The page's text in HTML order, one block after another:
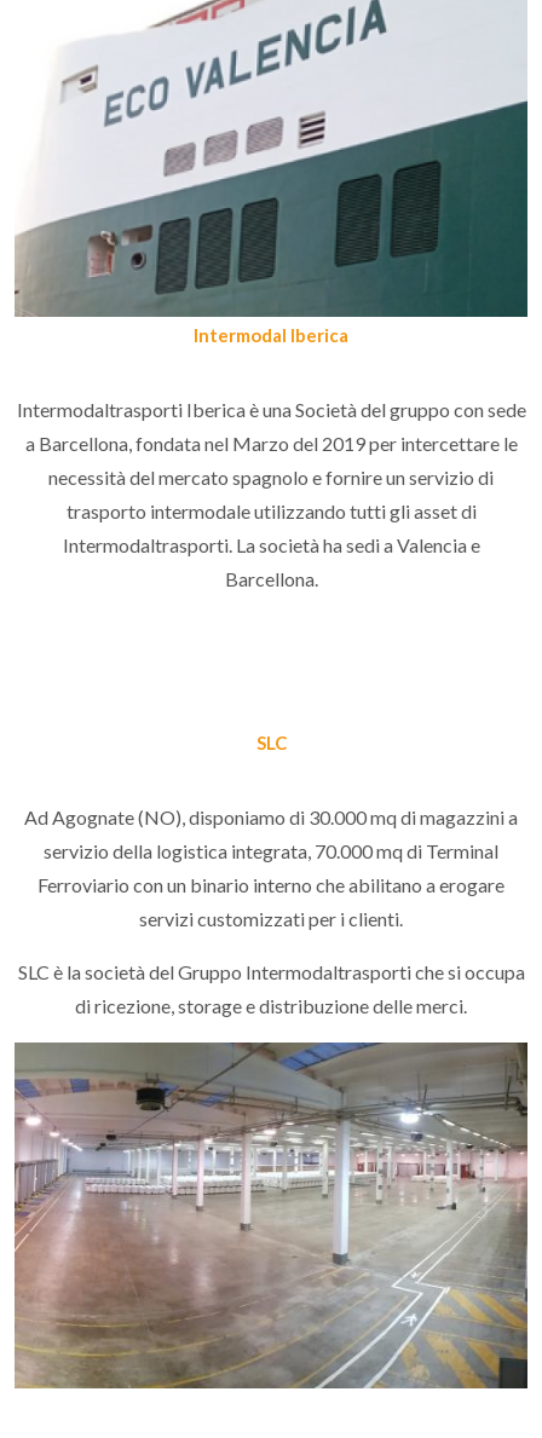
Intermodal Iberica
Intermodaltrasporti Iberica è una Società del gruppo con sede
a Barcellona, fondata nel Marzo del 2019 per intercettare le
necessità del mercato spagnolo e fornire un servizio di
trasporto intermodale utilizzando tutti gli asset di
Intermodaltrasporti. La società ha sedi a Valencia e
Barcellona.
SLC
Ad Agognate (NO), disponiamo di 30.000 mq di magazzini a
servizio della logistica integrata, 70.000 mq di Terminal
Ferroviario con un binario interno che abilitano a erogare
servizi customizzati per i clienti.
SLC è la società del Gruppo Intermodaltrasporti che si occupa
di ricezione, storage e distribuzione delle merci.